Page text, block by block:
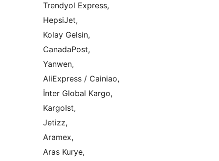
Trendyol Express,
HepsiJet,
Kolay Gelsin,
CanadaPost,
Yanwen,
AliExpress / Cainiao,
İnter Global Kargo,
KargoIst,
Jetizz,
Aramex,
Aras Kurye,